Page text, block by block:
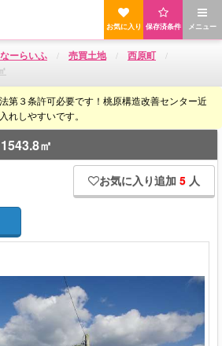
メニュー
保存済条件
お気に入り
ーらいふ 売買土地
西原町
第３条許可必要です！桃原構造改善センター近
れしやすいです。
㎡
お気に入り追加 5 人